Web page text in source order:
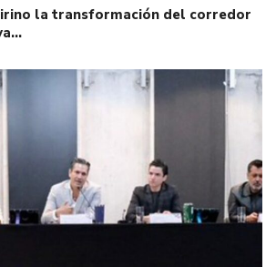
la transformación del corredor